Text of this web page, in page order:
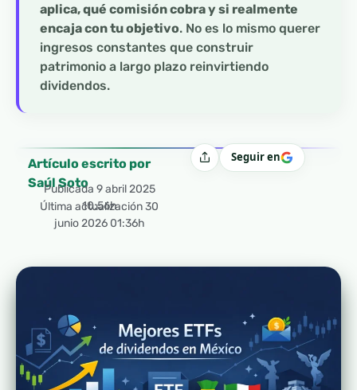
aplica, qué comisión cobra y si realmente
encaja con tu objetivo. No es lo mismo querer
ingresos constantes que construir
patrimonio a largo plazo reinvirtiendo
dividendos.
Artículo escrito por
Saúl Soto
Publicada 9 abril 2025
10:56h
Última actualización 30
junio 2026 01:36h
CompartirSeguir en